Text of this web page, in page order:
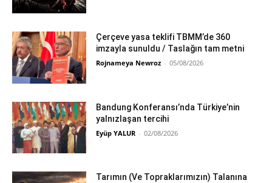
Çerçeve yasa teklifi TBMM’de 360
imzayla sunuldu / Taslağın tam metni
Rojnameya Newroz - 05/08/2026
Bandung Konferansı’nda Türkiye’nin
yalnızlaşan tercihi
Eyüp YALUR - 02/08/2026
Tarımın (Ve Topraklarımızın) Talanına